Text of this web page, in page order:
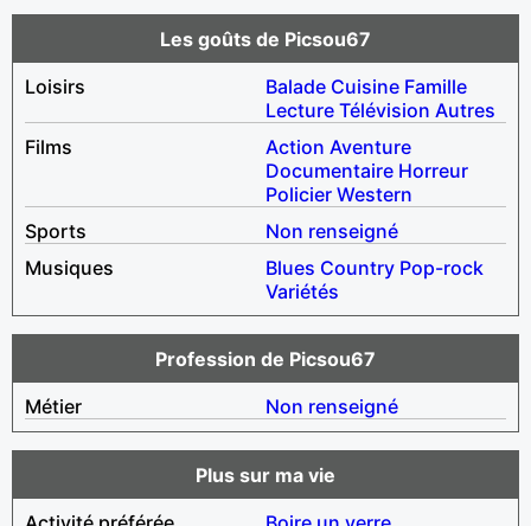
Les goûts de Picsou67
Loisirs
Balade Cuisine Famille
Lecture Télévision Autres
Films
Action Aventure
Documentaire Horreur
Policier Western
Sports
Non renseigné
Musiques
Blues Country Pop-rock
Variétés
Profession de Picsou67
Métier
Non renseigné
Plus sur ma vie